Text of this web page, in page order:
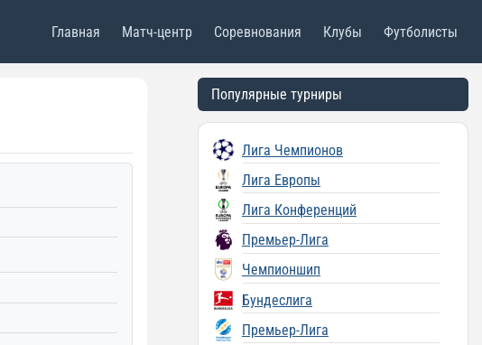
Главная Матч-центр Соревнования Клубы Футболисты
Популярные турниры
Лига Чемпионов
Лига Европы
Лига Конференций
Премьер-Лига
Чемпионшип
Бундеслига
Премьер-Лига